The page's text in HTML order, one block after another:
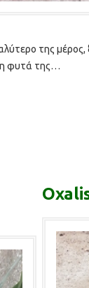
της
φυτά της…